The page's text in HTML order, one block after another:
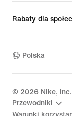
Rabaty dla
Polska
© 2026 Nike,
Przewodniki